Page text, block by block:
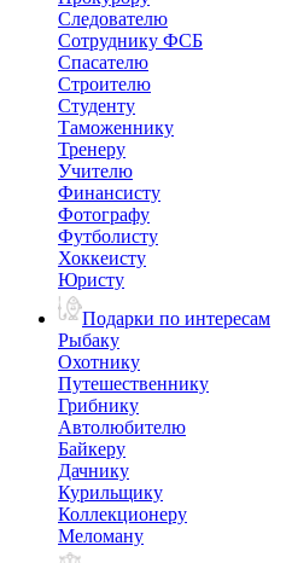
Следователю
Сотруднику ФСБ
Спасателю
Строителю
Студенту
Таможеннику
Тренеру
Учителю
Финансисту
Фотографу
Футболисту
Хоккеисту
Юристу
Подарки по интересам
Рыбаку
Охотнику
Путешественнику
Грибнику
Автолюбителю
Байкеру
Дачнику
Курильщику
Коллекционеру
Меломану